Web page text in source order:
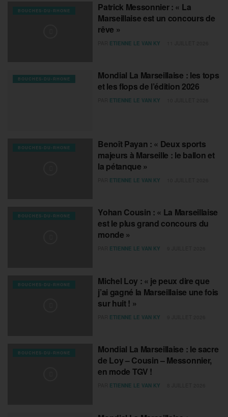
BOUCHES-DU-RHONE
Patrick Messonnier : « La
Marseillaise est un concours de
rêve »
ETIENNE LE VAN KY
BOUCHES-DU-RHONE
Mondial La Marseillaise : les tops
et les flops de l’édition 2026
ETIENNE LE VAN KY
BOUCHES-DU-RHONE
Benoît Payan : « Deux sports
majeurs à Marseille : le ballon et
la pétanque »
ETIENNE LE VAN KY
BOUCHES-DU-RHONE
Yohan Cousin : « La Marseillaise
est le plus grand concours du
monde »
ETIENNE LE VAN KY
BOUCHES-DU-RHONE
Michel Loy : « je peux dire que
j’ai gagné la Marseillaise une fois
sur huit ! »
ETIENNE LE VAN KY
BOUCHES-DU-RHONE
Mondial La Marseillaise : le sacre
de Loy – Cousin – Messonnier,
en mode TGV !
ETIENNE LE VAN KY